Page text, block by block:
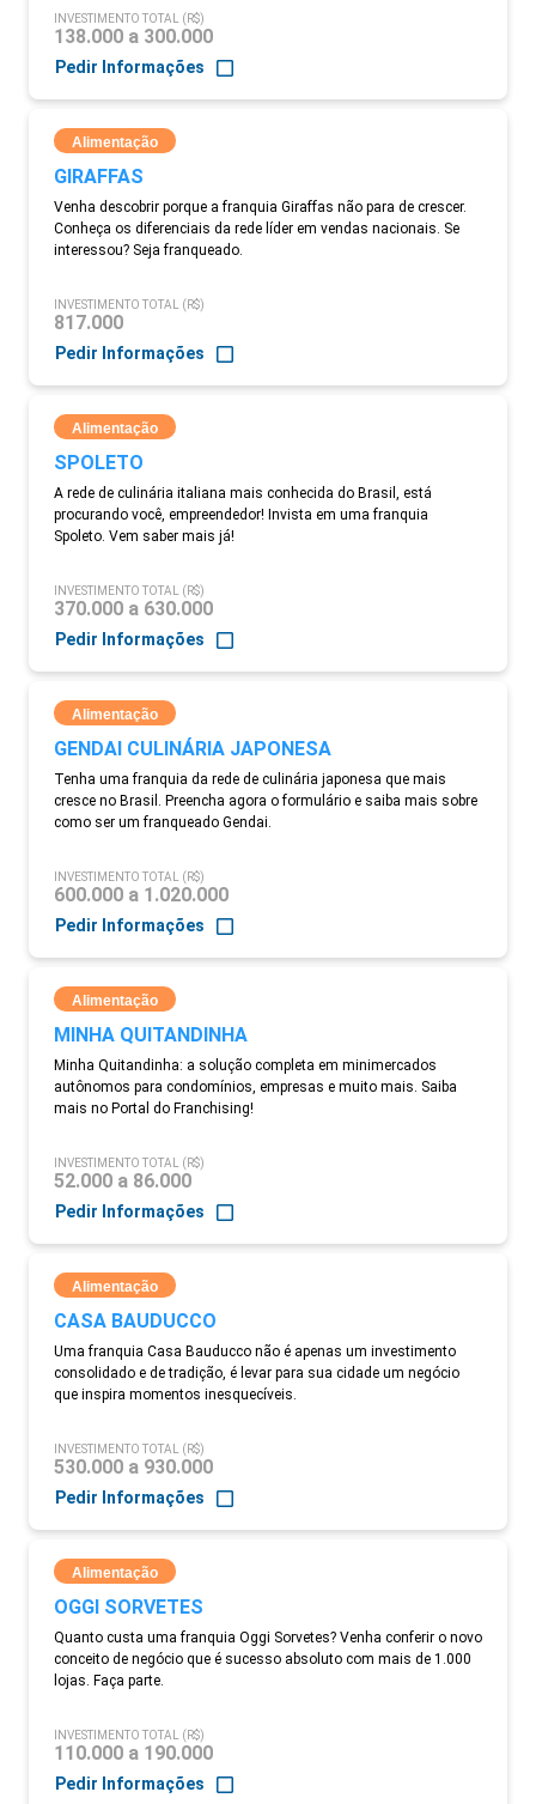
INVESTIMENTO TOTAL (R$)
138.000 a 300.000
Pedir Informações
Alimentação
GIRAFFAS
Venha descobrir porque a franquia Giraffas não para de crescer.
Conheça os diferenciais da rede líder em vendas nacionais. Se
interessou? Seja franqueado.
INVESTIMENTO TOTAL (R$)
817.000
Pedir Informações
Alimentação
SPOLETO
A rede de culinária italiana mais conhecida do Brasil, está
procurando você, empreendedor! Invista em uma franquia
Spoleto. Vem saber mais já!
INVESTIMENTO TOTAL (R$)
370.000 a 630.000
Pedir Informações
Alimentação
GENDAI CULINÁRIA JAPONESA
Tenha uma franquia da rede de culinária japonesa que mais
cresce no Brasil. Preencha agora o formulário e saiba mais sobre
como ser um franqueado Gendai.
INVESTIMENTO TOTAL (R$)
600.000 a 1.020.000
Pedir Informações
Alimentação
MINHA QUITANDINHA
Minha Quitandinha: a solução completa em minimercados
autônomos para condomínios, empresas e muito mais. Saiba
mais no Portal do Franchising!
INVESTIMENTO TOTAL (R$)
52.000 a 86.000
Pedir Informações
Alimentação
CASA BAUDUCCO
Uma franquia Casa Bauducco não é apenas um investimento
consolidado e de tradição, é levar para sua cidade um negócio
que inspira momentos inesquecíveis.
INVESTIMENTO TOTAL (R$)
530.000 a 930.000
Pedir Informações
Alimentação
OGGI SORVETES
Quanto custa uma franquia Oggi Sorvetes? Venha conferir o novo
conceito de negócio que é sucesso absoluto com mais de 1.000
lojas. Faça parte.
INVESTIMENTO TOTAL (R$)
110.000 a 190.000
Pedir Informações